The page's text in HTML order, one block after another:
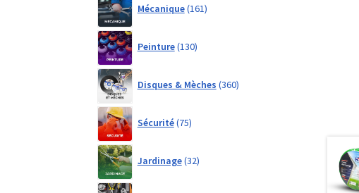
Mécanique 161products
Peinture 130products
Disques & Mèches 360products
Sécurité 75products
Jardinage 32products